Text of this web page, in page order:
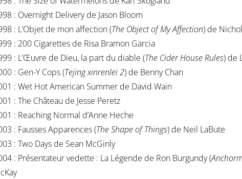
: Overnight Delivery de Jason Bloom
: L’Objet de mon affection (The Object of My Affection) de
: 200 Cigarettes de Risa Bramon Garcia
: L’Œuvre de Dieu, la part du diable (The Cider House Rules) de
: Gen-Y Cops (Tejing xinrenlei 2) de Benny Chan
: Wet Hot American Summer de David Wain
: The Château de Jesse Peretz
: Reaching Normal d’Anne Heche
: Fausses Apparences (The Shape of Things) de Neil LaBute
: Two Days de Sean McGinly
: Présentateur vedette : La Légende de Ron Burgundy (